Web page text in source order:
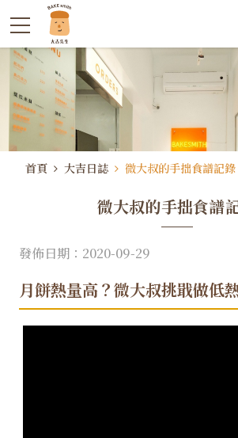
首頁 大吉日誌 微大叔的手拙食譜記錄
微大叔的手拙食譜
發佈日期：2020-09-29
月餅熱量高？微大叔挑戢做低